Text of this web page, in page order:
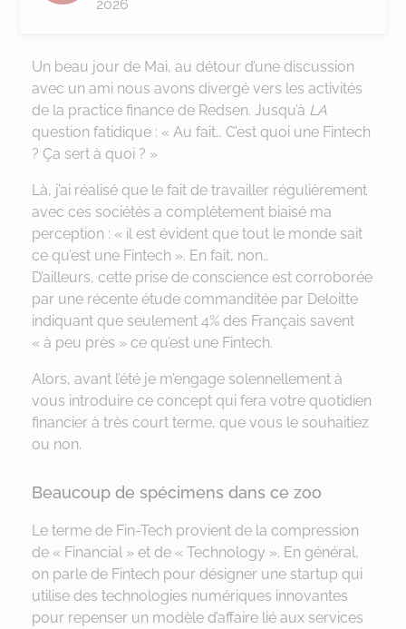
2026
Un beau jour de Mai, au détour d’une discussion
avec un ami nous avons divergé vers les activités
de la practice finance de Redsen. Jusqu’à LA
question fatidique : « Au fait… C’est quoi une Fintech
? Ça sert à quoi ? »
Là, j’ai réalisé que le fait de travailler régulièrement
avec ces sociétés a complètement biaisé ma
perception : « il est évident que tout le monde sait
ce qu’est une Fintech ». En fait, non…
D’ailleurs, cette prise de conscience est corroborée
par une récente étude commanditée par Deloitte
indiquant que seulement 4% des Français savent
« à peu près » ce qu’est une Fintech.
Alors, avant l’été je m’engage solennellement à
vous introduire ce concept qui fera votre quotidien
financier à très court terme, que vous le souhaitiez
ou non.
Beaucoup de spécimens dans ce zoo
Le terme de Fin-Tech provient de la compression
de « Financial » et de « Technology ». En général,
on parle de Fintech pour désigner une startup qui
utilise des technologies numériques innovantes
pour repenser un modèle d’affaire lié aux services